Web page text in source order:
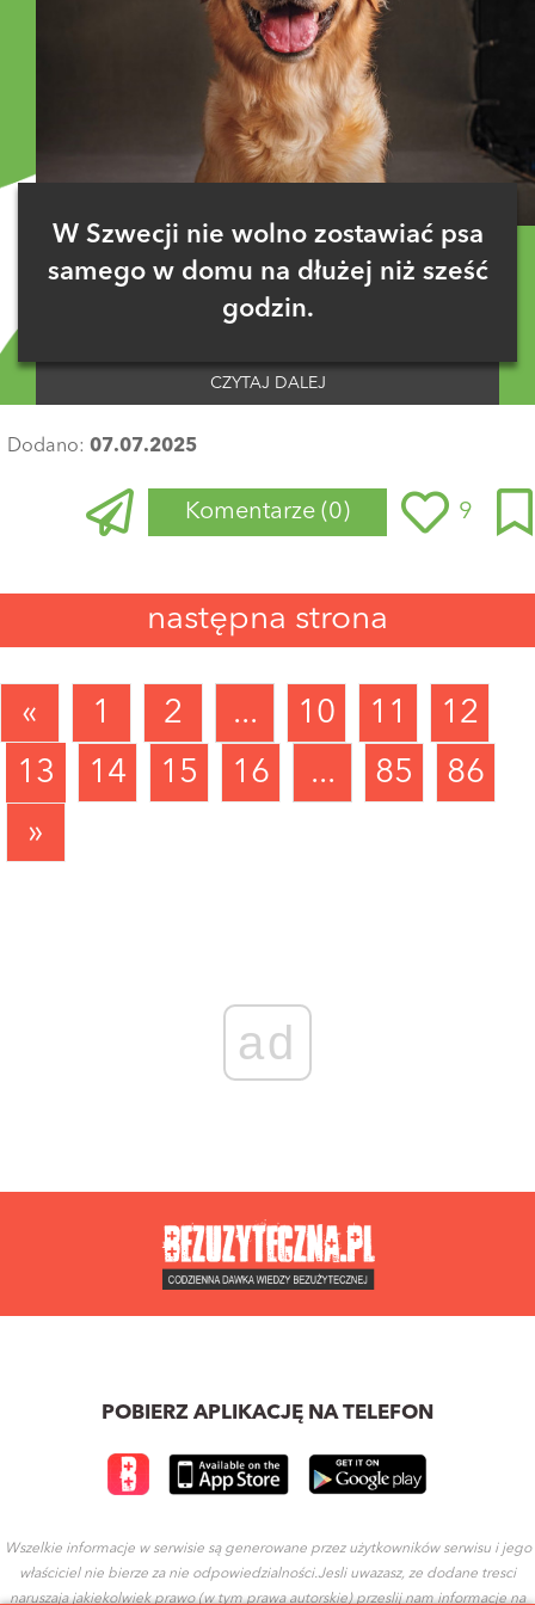
W Szwecji nie wolno zostawiać psa
samego w domu na dłużej niż sześć
godzin.
CZYTAJ DALEJ
Dodano: 07.07.2025
Komentarze (0) 9
następna strona
« 1 2 ... 10 11
12
13
14 15 16 ... 85
86
»
ad
POBIERZ APLIKACJĘ NA TELEFON
Wszelkie informacje w serwisie są generowane przez użytkowników serwisu i jego
właściciel nie bierze za nie odpowiedzialności.Jesli uwazasz, ze dodane tresci
naruszaja jakiekolwiek prawo (w tym prawa autorskie) przeslij nam informacje na